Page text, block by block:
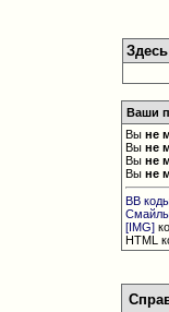
Ваши
Выне
Выне
Выне
Выне
BB
[IMG]
HTML